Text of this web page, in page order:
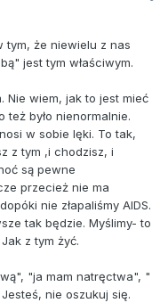
tym, że niewielu z nas
jest tym właściwym.
Nie wiem, jak to jest mieć
też było nienormalnie.
w sobie lęki. To tak,
z tym ,i chodzisz, i
są pewne
przecież nie ma
nie złapaliśmy AIDS.
tak będzie. Myślimy- to
z tym żyć.
"ja mam natręctwa", "
nie oszukuj się.